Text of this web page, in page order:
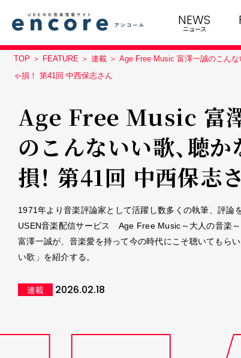
NEWS
ニュース
TOP FEATURE 連載
Age Free Music 富澤一誠のこんな
ゃ損！ 第41回 中西保志さん
Age Free Music 富
のこんないい歌、聴か
損！ 第41回 中西保志
1971年より音楽評論家として活躍し数多くの執筆、評論
USEN音楽配信サービス Age Free Music～大人の音楽
富澤一誠が、音楽愛を持って今の時代にこそ聴いてもら
い歌」を紹介する。
連載 2026.02.18